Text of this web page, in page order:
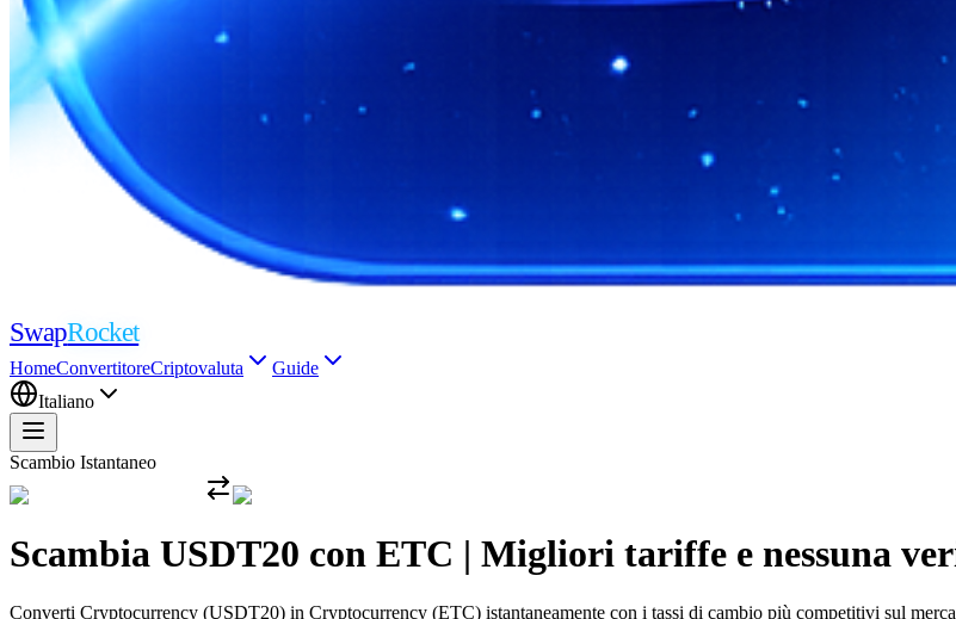
SwapRocket
HomeConvertitoreCriptovaluta
Guide
Italiano
Scambio Istantaneo
Scambia USDT20 con ETC | Migliori tariffe e nessuna
Converti Cryptocurrency (USDT20) in Cryptocurrency (ETC) istantaneamente con i tassi di cambio più competitivi sul